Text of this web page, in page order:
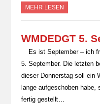
MEHR LESEN
WMDEDGT 5.
Es ist September – ich
5. September. Die letzten
dieser Donnerstag soll ein
lange aufgeschoben habe,
fertig gestellt…